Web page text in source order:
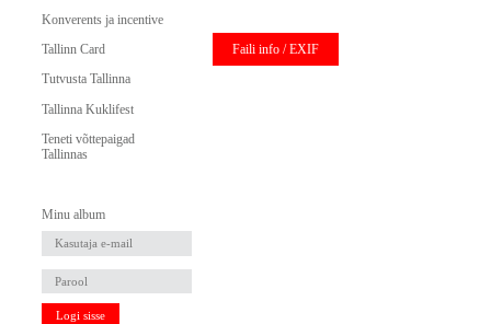
Konverents ja incentive
Tallinn Card
Tutvusta Tallinna
Tallinna Kuklifest
Teneti võttepaigad
Tallinnas
Minu album
Logi sisse
Faili info / EXIF